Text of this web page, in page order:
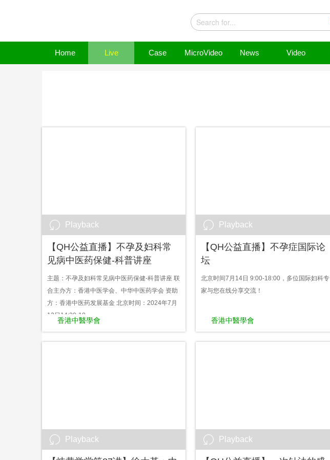
Home Live Case MicroVideo News Video
Playback
【QH公益直播】不孕及妇科常
见病中医药保健-科普讲座
主题：不孕及妇科常见病中医药保健-科普讲座 联
合主办方：香港中医学会、中华中医药学会 资助
方：香港中医药发展基金 北京时间：2024年7月
12日14:30-18...
香港中醫學會
Playback
【QH公益直播】不孕症国际论
坛
北京时间7月14日 9:00-18:00，多位国际妇科专
家与您在线分享交流！
香港中醫學會
Playback Playback